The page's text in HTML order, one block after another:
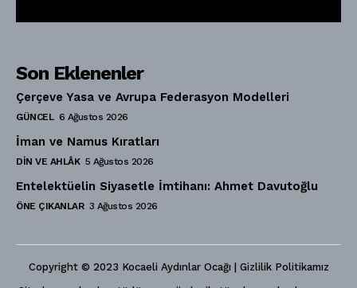
Son Eklenenler
Çerçeve Yasa ve Avrupa Federasyon Modelleri
GÜNCEL 6 Ağustos 2026
İman ve Namus Kıratları
DIN VE AHLÂK 5 Ağustos 2026
Entelektüelin Siyasetle İmtihanı: Ahmet Davutoğlu
ÖNE ÇIKANLAR 3 Ağustos 2026
Copyright © 2023 Kocaeli Aydınlar Ocağı | Gizlilik Politikamız